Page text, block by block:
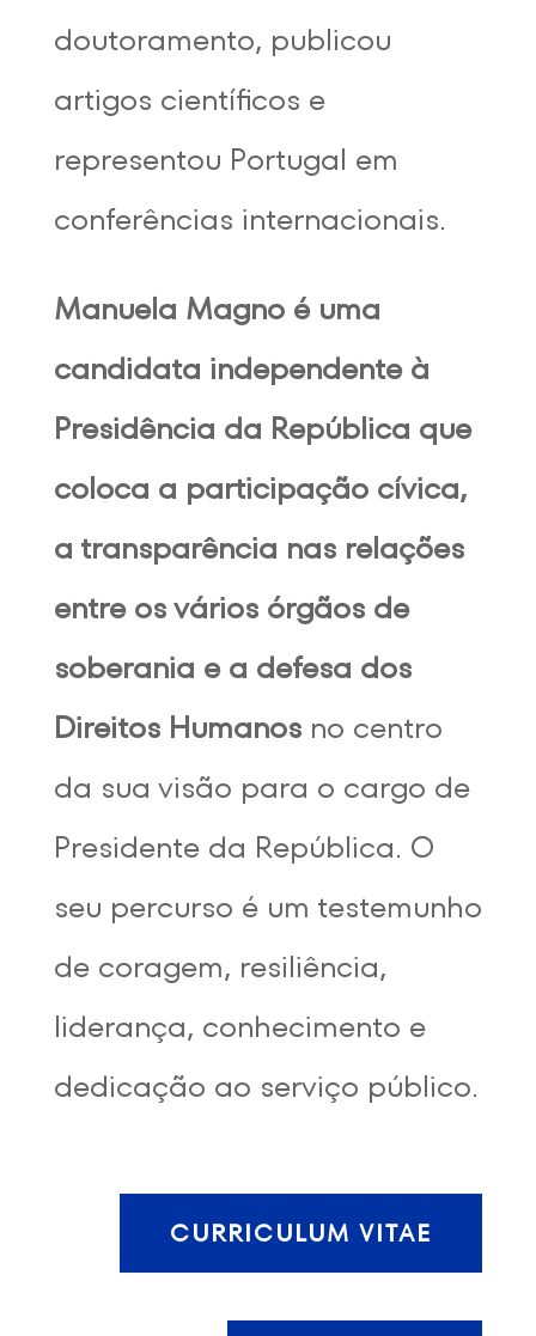
doutoramento, publicou
artigos científicos e
representou Portugal em
conferências internacionais.
Manuela Magno é uma
candidata independente à
Presidência da República que
coloca a participação cívica,
a transparência nas relações
entre os vários órgãos de
soberania e a defesa dos
Direitos Humanos no centro
da sua visão para o cargo de
Presidente da República. O
seu percurso é um testemunho
de coragem, resiliência,
liderança, conhecimento e
dedicação ao serviço público.
CURRICULUM VITAE